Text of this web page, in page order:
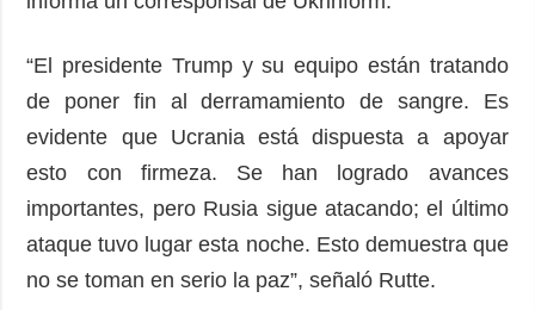
“El presidente Trump y su equipo están tratando
de poner fin al derramamiento de sangre. Es
evidente que Ucrania está dispuesta a apoyar
esto con firmeza. Se han logrado avances
importantes, pero Rusia sigue atacando; el último
ataque tuvo lugar esta noche. Esto demuestra que
no se toman en serio la paz”, señaló Rutte.